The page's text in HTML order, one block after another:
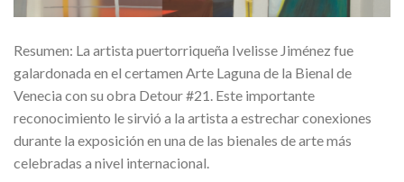
Resumen: La artista puertorriqueña Ivelisse Jiménez fue
galardonada en el certamen Arte Laguna de la Bienal de
Venecia con su obra Detour #21. Este importante
reconocimiento le sirvió a la artista a estrechar conexiones
durante la exposición en una de las bienales de arte más
celebradas a nivel internacional.